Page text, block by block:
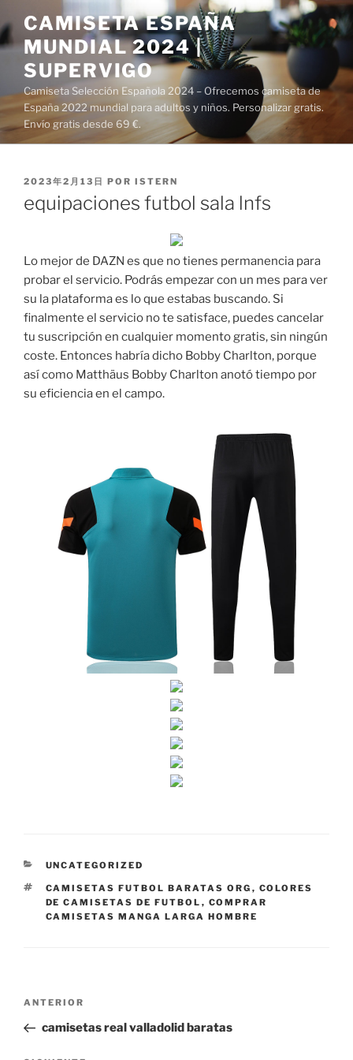
al
contenido
CAMISETA ESPAÑA
MUNDIAL 2024 |
SUPERVIGO
Camiseta Selección Española 2024 – Ofrecemos camiseta de
España 2022 mundial para adultos y niños. Personalizar gratis.
Envío gratis desde 69 €.
PUBLICADO
2023年2月13日 POR ISTERN
equipaciones futbol sala lnfs
Lo mejor de DAZN es que no tienes permanencia para
probar el servicio. Podrás empezar con un mes para ver
su la plataforma es lo que estabas buscando. Si
finalmente el servicio no te satisface, puedes cancelar
tu suscripción en cualquier momento gratis, sin ningún
coste. Entonces habría dicho Bobby Charlton, porque
así como Matthäus Bobby Charlton anotó tiempo por
su eficiencia en el campo.
CATEGORÍAS
UNCATEGORIZED
ETIQUETAS
CAMISETAS FUTBOL BARATAS ORG , COLORES
DE CAMISETAS DE FUTBOL , COMPRAR
CAMISETAS MANGA LARGA HOMBRE
Navegación
entradas
Entrada
anterior:
ANTERIOR
camisetas real valladolid baratas